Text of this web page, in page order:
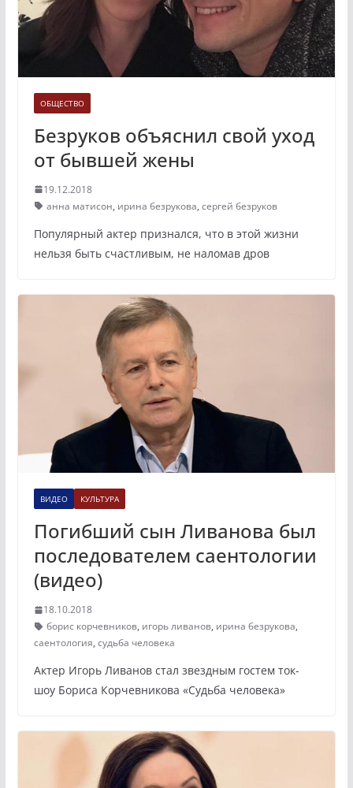
ОБЩЕСТВО
Безруков объяснил свой уход
от бывшей жены
19.12.2018
анна матисон, ирина безрукова, сергей безруков
Популярный актер признался, что в этой жизни
нельзя быть счастливым, не наломав дров
ВИДЕО КУЛЬТУРА
Погибший сын Ливанова был
последователем саентологии
(видео)
18.10.2018
борис корчевников, игорь ливанов, ирина безрукова,
саентология, судьба человека
Актер Игорь Ливанов стал звездным гостем ток-
шоу Бориса Корчевникова «Судьба человека»